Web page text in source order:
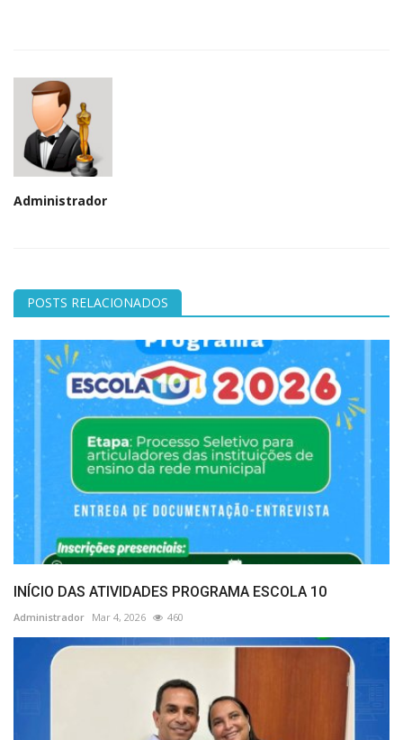
Administrador
POSTS RELACIONADOS
INÍCIO DAS ATIVIDADES PROGRAMA ESCOLA 10
Administrador Mar 4, 2026 460